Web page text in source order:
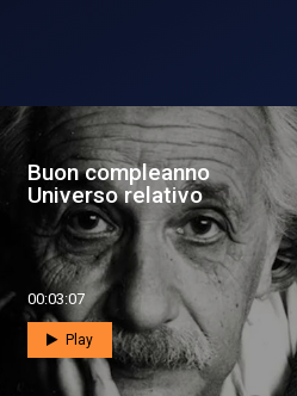
Pulsar - Speciale: 15
anni sulla ISS. Verso il
debut...
00:07:26
Play